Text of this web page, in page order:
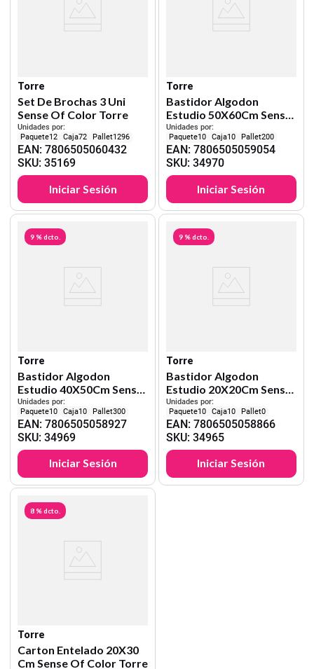
Torre
Set De Brochas 3 Uni
Sense Of Color Torre
Unidades por:
12
72 1296
EAN:7806505060432
SKU:35169
Iniciar Sesión
Torre
Bastidor Algodon
Estudio 50X60Cm Sense
Of Color Torre
Unidades por:
10
10 200
EAN: 7806505059054
SKU: 34970
Iniciar Sesión
9 %dcto.
Torre
Bastidor Algodon
Estudio 40X50Cm Sense
Of Color Torre
Unidades por:
10
10 300
EAN:7806505058927
SKU:34969
Iniciar Sesión
9 %dcto.
Torre
Bastidor Algodon
Estudio 20X20Cm Sense
Of Color Torre
Unidades por:
10
10 0
EAN: 7806505058866
SKU: 34965
Iniciar Sesión
8 %dcto.
Torre
Carton Entelado 20X30
Cm Sense Of Color Torre